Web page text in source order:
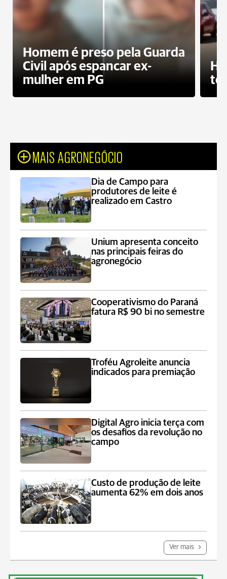
Homem é preso pela Guarda
Civil após espancar ex-
mulher em PG
MAIS AGRONEGÓCIO
Dia de Campo para
produtores de leite é
realizado em Castro
Unium apresenta conceito
nas principais feiras do
agronegócio
Cooperativismo do Paraná
fatura R$ 90 bi no semestre
Troféu Agroleite anuncia
indicados para premiação
Digital Agro inicia terça com
os desafios da revolução no
campo
Custo de produção de leite
aumenta 62% em dois anos
Ver mais